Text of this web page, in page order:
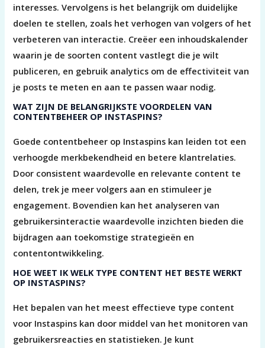
interesses. Vervolgens is het belangrijk om duidelijke
doelen te stellen, zoals het verhogen van volgers of het
verbeteren van interactie. Creëer een inhoudskalender
waarin je de soorten content vastlegt die je wilt
publiceren, en gebruik analytics om de effectiviteit van
je posts te meten en aan te passen waar nodig.
WAT ZIJN DE BELANGRIJKSTE VOORDELEN VAN
CONTENTBEHEER OP INSTASPINS?
Goede contentbeheer op Instaspins kan leiden tot een
verhoogde merkbekendheid en betere klantrelaties.
Door consistent waardevolle en relevante content te
delen, trek je meer volgers aan en stimuleer je
engagement. Bovendien kan het analyseren van
gebruikersinteractie waardevolle inzichten bieden die
bijdragen aan toekomstige strategieën en
contentontwikkeling.
HOE WEET IK WELK TYPE CONTENT HET BESTE WERKT
OP INSTASPINS?
Het bepalen van het meest effectieve type content
voor Instaspins kan door middel van het monitoren van
gebruikersreacties en statistieken. Je kunt